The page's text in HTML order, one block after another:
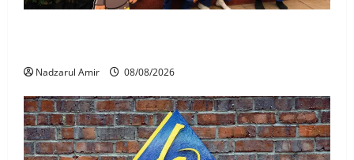
Nadzarul Amir 08/08/2026